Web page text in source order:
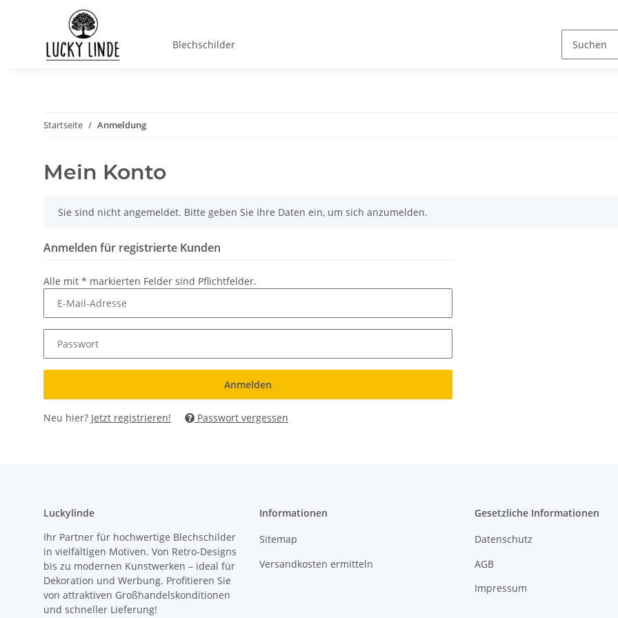
Blechschilder
Startseite Anmeldung
Mein Konto
x
Sie sind nicht angemeldet. Bitte geben Sie Ihre Daten ein, um sich anzumelden.
Anmelden für registrierte Kunden
Alle mit * markierten Felder sind Pflichtfelder.
E-Mail-Adresse
Passwort
Anmelden
Neu hier? Jetzt registrieren! Passwort vergessen
Luckylinde
Ihr Partner für hochwertige Blechschilder
in vielfältigen Motiven. Von Retro-Designs
bis zu modernen Kunstwerken – ideal für
Dekoration und Werbung. Profitieren Sie
von attraktiven Großhandelskonditionen
und schneller Lieferung!
Informationen
Sitemap
Versandkosten ermitteln
Gesetzliche Informationen
Datenschutz
AGB
Impressum